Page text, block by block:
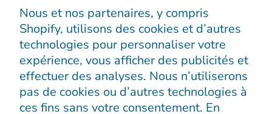
Nous et nos partenaires, y compris
Shopify, utilisons des cookies et d’autres
technologies pour personnaliser votre
expérience, vous afficher des publicités et
effectuer des analyses. Nous n’utiliserons
pas de cookies ou d’autres technologies à
ces fins sans votre consentement. En
La personne résiliente sait qu’elle ne
reviendra pas exactement comme avant.
Comme le dit Boris Cyrulnik, elle fait face à
l’adversité et tente de renaître malgré la